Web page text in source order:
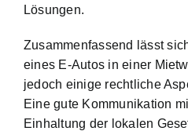
Lösungen.
Zusammenfassend lässt
eines E-Autos in einer
jedoch einige rechtliche
Eine gute Kommunikation
Einhaltung der lokalen